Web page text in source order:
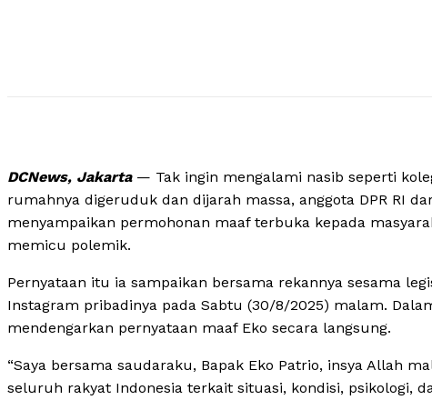
DCNews, Jakarta— Tak ingin mengalami nasib seperti
rumahnya digeruduk dan dijarah massa, anggota DPR RI
menyampaikan permohonan maaf terbuka kepada
memicu polemik.
Pernyataan itu ia sampaikan bersama rekannya sesama
Instagram pribadinya pada Sabtu (30/8/2025) malam.
mendengarkan pernyataan maaf Eko secara langsung.
“Saya bersama saudaraku, Bapak Eko Patrio, insya Allah
seluruh rakyat Indonesia terkait situasi, kondisi, psikologi,